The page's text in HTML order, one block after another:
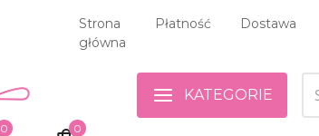
Strona
główna
Płatność Dostawa
0 0
KATEGORIE